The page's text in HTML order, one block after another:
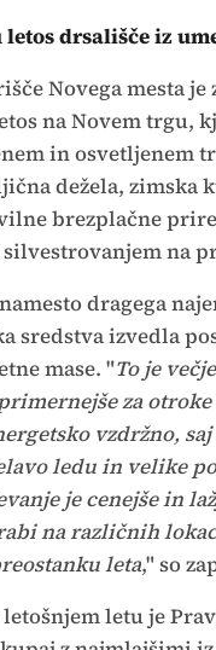
letos drsališče iz
Novega mesta je
na Novem trgu,
in osvetljenem
dežela, zimska
brezplačne
na
dragega
sredstva izvedla
mase. "To je
za
vzdržno,
ledu in velike
je cenejše in
na različnih
leta," so
letošnjem letu je